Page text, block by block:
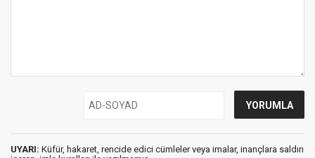
UYARI: Küfür, hakaret, rencide edici cümleler veya imalar, inançlara saldırı